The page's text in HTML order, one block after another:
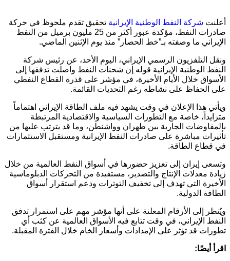
أعلنت شركة النفط الوطنية الإيرانية تحقيق تقدم ملحوظ في حركة
صادرات النفط، مؤكدة عبور أكثر من 25 مليون برميل من النفط
الإيراني ما وصفته بـ”خط الحصار” منذ يوم الإثنين الماضي.
ونقل التلفزيون الرسمي الإيراني، اليوم الأحد، عن رئيس شركة
النفط الوطنية الإيرانية قوله إن شحنات النفط واصلت تدفقها إلى
الأسواق خلال الأيام الأخيرة، في مؤشر على قدرة القطاع النفطي
على الحفاظ على نشاطه رغم التحديات القائمة.
ويأتي هذا الإعلان في وقت يشهد فيه ملف الطاقة الإيراني اهتماماً
متزايداً، خاصة مع التطورات السياسية والاقتصادية المرتبطة
بالمفاوضات الجارية بين طهران وواشنطن، وما قد يترتب عليها من
تأثيرات مباشرة على صادرات النفط الإيرانية ومستقبل الاستثمارات
في قطاع الطاقة.
وتسعى إيران إلى تعزيز حضورها في أسواق النفط العالمية من خلال
زيادة معدلات الإنتاج والتصدير، مستفيدة من التحركات الدبلوماسية
الأخيرة التي تهدف إلى تخفيف التوترات ودعم استقرار أسواق
الطاقة الدولية.
ويُنظر إلى الأرقام المعلنة على أنها مؤشر مهم على استمرار تدفق
النفط الإيراني، في وقت تتابع فيه الأسواق العالمية عن كثب أي
تطورات قد تؤثر على الإمدادات وأسعار الخام خلال الفترة المقبلة.
اقرأ أيضًا: